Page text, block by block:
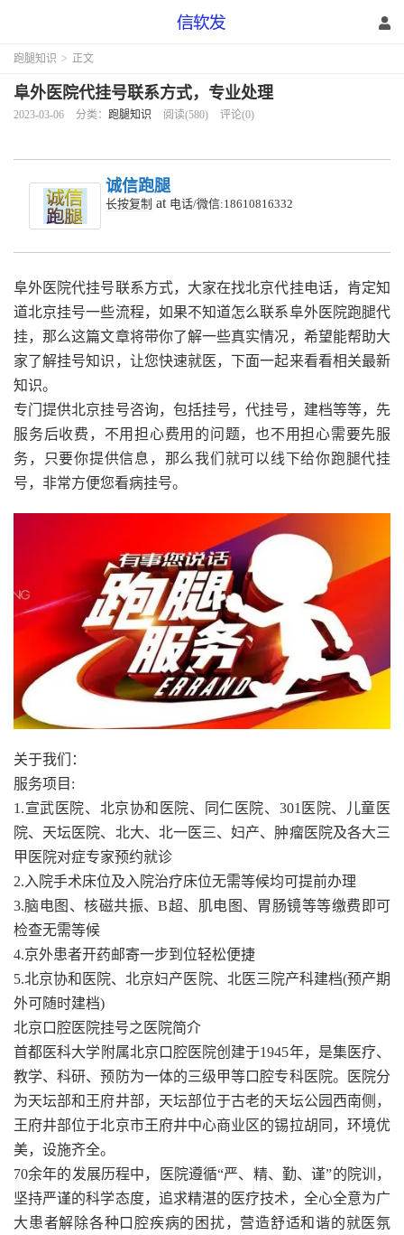
跑腿知识 > 正文
阜外医院代挂号联系方式，专业处理
2023-03-06 分类： 跑腿知识 阅读(580) 评论(0)
诚信跑腿
长按复制 at 电话/微信:18610816332
阜外医院代挂号联系方式，大家在找北京代挂电话，肯定知
道北京挂号一些流程，如果不知道怎么联系阜外医院跑腿代
挂，那么这篇文章将带你了解一些真实情况，希望能帮助大
家了解挂号知识，让您快速就医，下面一起来看看相关最新
知识。
专门提供北京挂号咨询，包括挂号，代挂号，建档等等，先
服务后收费，不用担心费用的问题，也不用担心需要先服
务，只要你提供信息，那么我们就可以线下给你跑腿代挂
号，非常方便您看病挂号。
关于我们：
服务项目:
1.宣武医院、北京协和医院、同仁医院、301医院、儿童医
院、天坛医院、北大、北一医三、妇产、肿瘤医院及各大三
甲医院对症专家预约就诊
2.入院手术床位及入院治疗床位无需等候均可提前办理
3.脑电图、核磁共振、B超、肌电图、胃肠镜等等缴费即可
检查无需等候
4.京外患者开药邮寄一步到位轻松便捷
5.北京协和医院、北京妇产医院、北医三院产科建档(预产期
外可随时建档)
北京口腔医院挂号之医院简介
首都医科大学附属北京口腔医院创建于1945年，是集医疗、
教学、科研、预防为一体的三级甲等口腔专科医院。医院分
为天坛部和王府井部，天坛部位于古老的天坛公园西南侧，
王府井部位于北京市王府井中心商业区的锡拉胡同，环境优
美，设施齐全。
70余年的发展历程中，医院遵循“严、精、勤、谨”的院训，
坚持严谨的科学态度，追求精湛的医疗技术，全心全意为广
大患者解除各种口腔疾病的困扰，营造舒适和谐的就医氛